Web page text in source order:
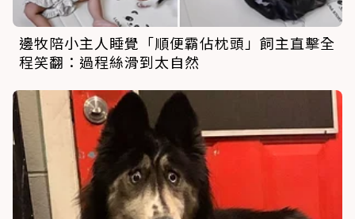
邊牧陪小主人睡覺「順便霸佔枕頭」飼主直擊全
程笑翻：過程絲滑到太自然